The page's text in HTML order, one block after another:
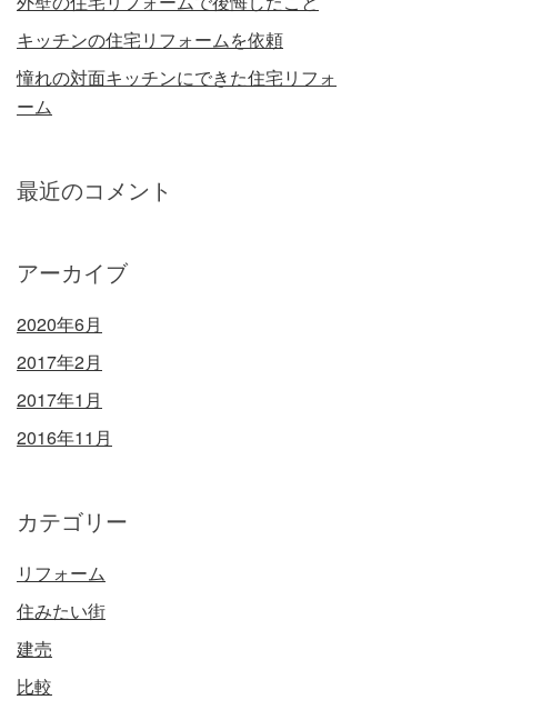
キッチンの住宅リフォームを依頼
憧れの対面キッチンにできた住宅リフォ
ーム
最近のコメント
アーカイブ
2020年6月
2017年2月
2017年1月
2016年11月
カテゴリー
リフォーム
住みたい街
建売
比較